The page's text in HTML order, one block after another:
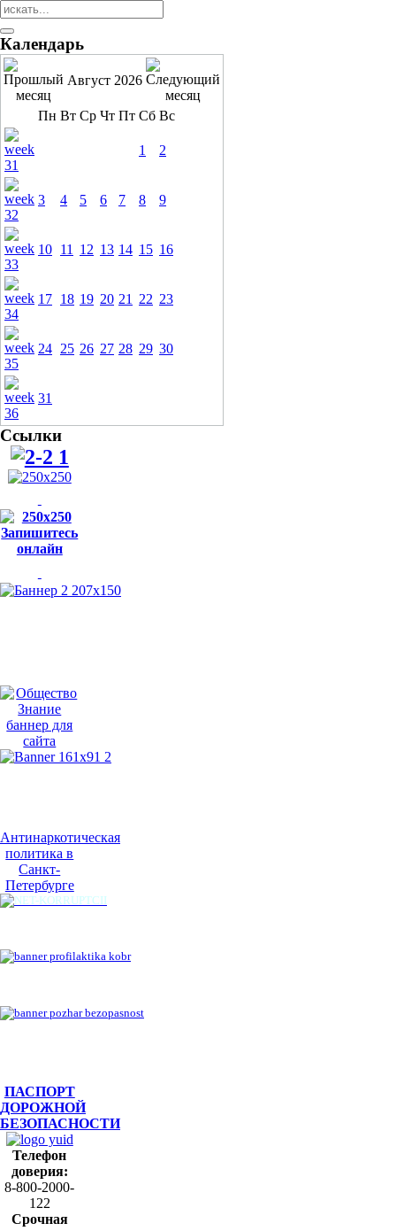
Календарь
Август 2026
Пн Вт Ср Чт Пт Сб Вс
1 2
3 4 5 6 7 8 9
10 11 12 13 14 15 16
17 18 19 20 21 22 23
24 25 26 27 28 29 30
31
Ссылки
Антинаркотическая
политика в
Санкт-
Петербурге
ПАСПОРТ
ДОРОЖНОЙ
БЕЗОПАСНОСТИ
Телефон
доверия:
8-800-2000-
122
Срочная